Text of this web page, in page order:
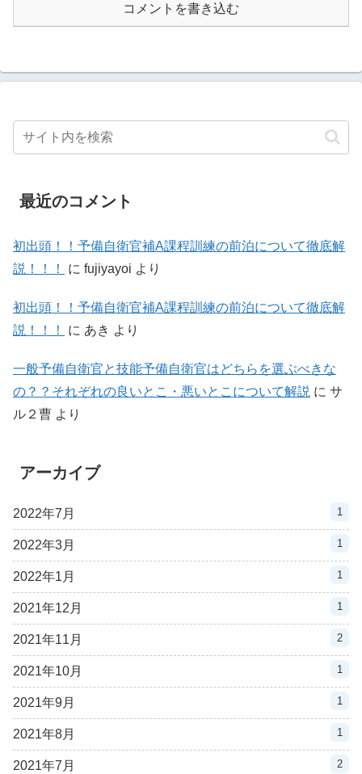
コメントを書き込む
最近のコメント
初出頭！！予備自衛官補A課程訓練の前泊について徹底解
説！！！
に fujiyayoi より
初出頭！！予備自衛官補A課程訓練の前泊について徹底解
説！！！
に あき より
一般予備自衛官と技能予備自衛官はどちらを選ぶべきな
の？？それぞれの良いとこ・悪いとこについて解説 に サ
ル２曹 より
アーカイブ
2022年7月 1
2022年3月 1
2022年1月 1
2021年12月 1
2021年11月 2
2021年10月 1
2021年9月 1
2021年8月 1
2021年7月 2